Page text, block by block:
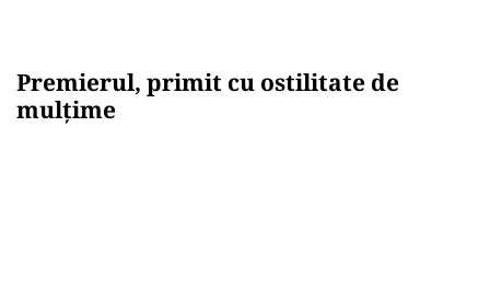
Premierul, primit cu ostilitate de
mulțime